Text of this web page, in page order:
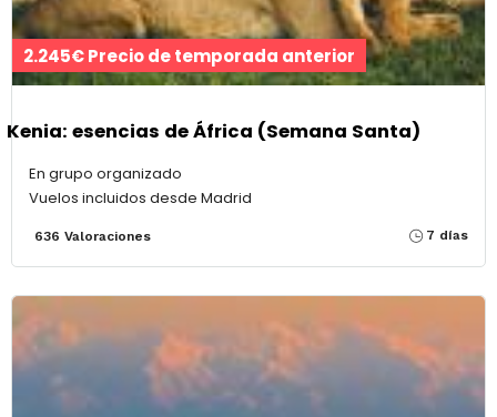
2.245€ Precio de temporada anterior
Kenia: esencias de África (Semana Santa)
En grupo organizado
Vuelos incluidos desde Madrid
636 Valoraciones 7 días